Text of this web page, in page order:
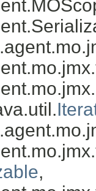
,